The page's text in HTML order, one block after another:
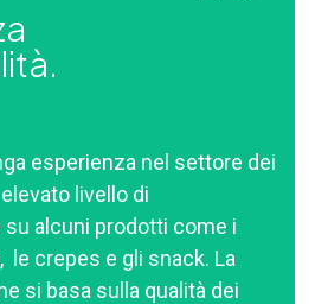
esperienza nel settore dei
livello di
alcuni prodotti come i
le crepes e gli snack. La
si basa sulla qualità dei